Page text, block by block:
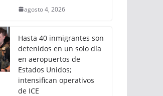
agosto 4, 2026
Hasta 40 inmigrantes son
detenidos en un solo día
en aeropuertos de
Estados Unidos;
intensifican operativos
de ICE